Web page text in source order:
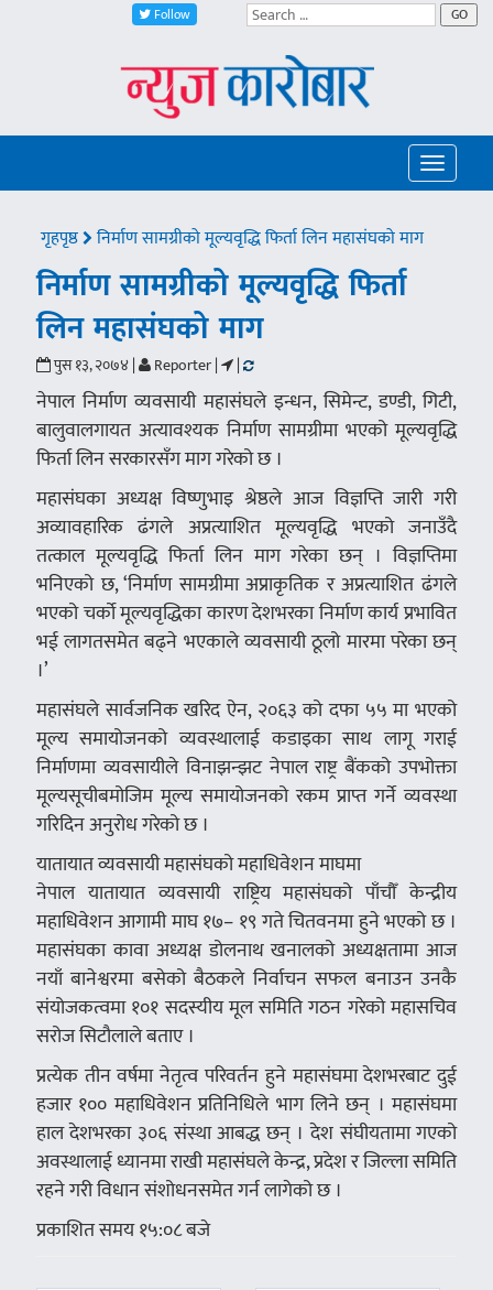
Follow GO
Toggle
गृहपृष्ठ निर्माण सामग्रीको मूल्यवृद्धि फिर्ता लिन महासंघको माग
निर्माण सामग्रीको मूल्यवृद्धि फिर्ता
लिन महासंघको माग
पुस १३, २०७४ | Reporter | |
नेपाल निर्माण व्यवसायी महासंघले इन्धन, सिमेन्ट, डण्डी, गिटी,
बालुवालगायत अत्यावश्यक निर्माण सामग्रीमा भएको मूल्यवृद्धि
फिर्ता लिन सरकारसँग माग गरेको छ ।
महासंघका अध्यक्ष विष्णुभाइ श्रेष्ठले आज विज्ञप्ति जारी गरी
अव्यावहारिक ढंगले अप्रत्याशित मूल्यवृद्धि भएको जनाउँदै
तत्काल मूल्यवृद्धि फिर्ता लिन माग गरेका छन् । विज्ञप्तिमा
भनिएको छ, ‘निर्माण सामग्रीमा अप्राकृतिक र अप्रत्याशित ढंगले
भएको चर्को मूल्यवृद्धिका कारण देशभरका निर्माण कार्य प्रभावित
भई लागतसमेत बढ्ने भएकाले व्यवसायी ठूलो मारमा परेका छन्
।’
महासंघले सार्वजनिक खरिद ऐन, २०६३ को दफा ५५ मा भएको
मूल्य समायोजनको व्यवस्थालाई कडाइका साथ लागू गराई
निर्माणमा व्यवसायीले विनाझन्झट नेपाल राष्ट्र बैंकको उपभोक्ता
मूल्यसूचीबमोजिम मूल्य समायोजनको रकम प्राप्त गर्ने व्यवस्था
गरिदिन अनुरोध गरेको छ ।
यातायात व्यवसायी महासंघको महाधिवेशन माघमा
नेपाल यातायात व्यवसायी राष्ट्रिय महासंघको पाँचौँ केन्द्रीय
महाधिवेशन आगामी माघ १७– १९ गते चितवनमा हुने भएको छ ।
महासंघका कावा अध्यक्ष डोलनाथ खनालको अध्यक्षतामा आज
नयाँ बानेश्वरमा बसेको बैठकले निर्वाचन सफल बनाउन उनकै
संयोजकत्वमा १०१ सदस्यीय मूल समिति गठन गरेको महासचिव
सरोज सिटौलाले बताए ।
प्रत्येक तीन वर्षमा नेतृत्व परिवर्तन हुने महासंघमा देशभरबाट दुई
हजार १०० महाधिवेशन प्रतिनिधिले भाग लिने छन् । महासंघमा
हाल देशभरका ३०६ संस्था आबद्ध छन् । देश संघीयतामा गएको
अवस्थालाई ध्यानमा राखी महासंघले केन्द्र, प्रदेश र जिल्ला समिति
रहने गरी विधान संशोधनसमेत गर्न लागेको छ ।
प्रकाशित समय १५:०८ बजे